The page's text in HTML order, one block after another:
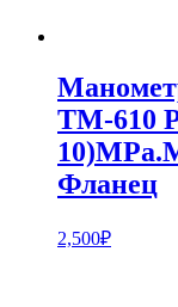
ТМ-610
Фланец
2,500₽